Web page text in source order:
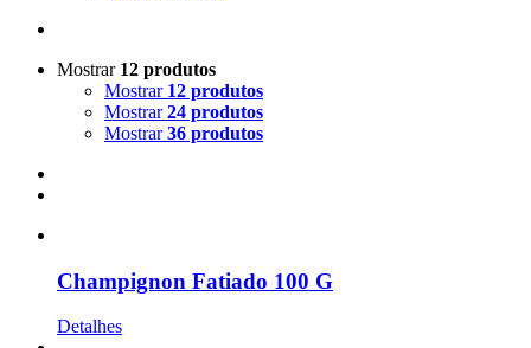
Mostrar 12 produtos
Mostrar 12 produtos
Mostrar24 produtos
Mostrar36 produtos
Champignon Fatiado 100 G
Detalhes